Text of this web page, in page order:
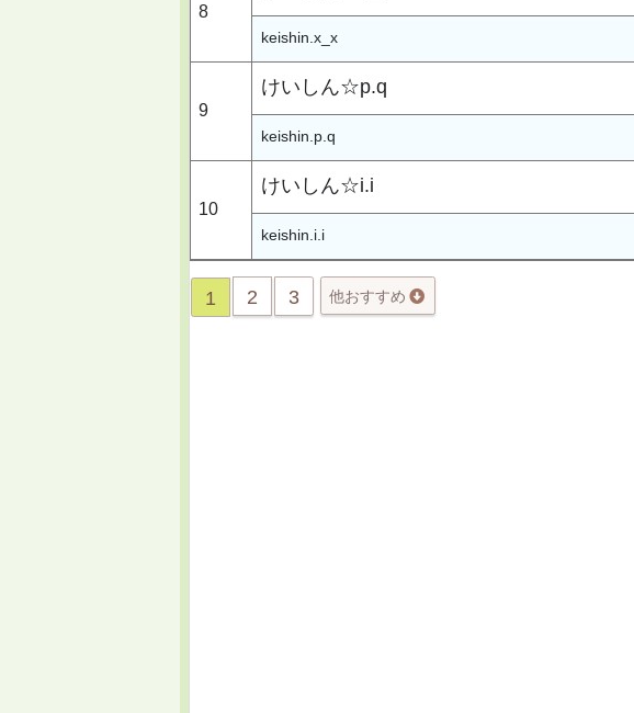
8
keishin.x_x
9
けいしん☆p.q
keishin.p.q
10
けいしん☆i.i
keishin.i.i
1 2 3 他おすすめ